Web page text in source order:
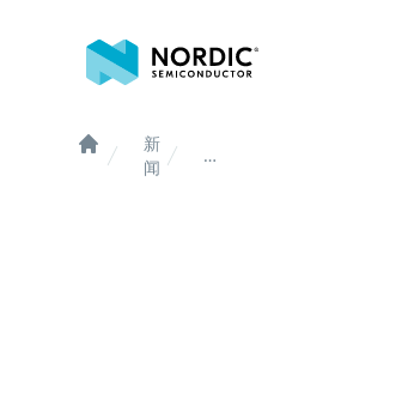
Home
新
闻
基